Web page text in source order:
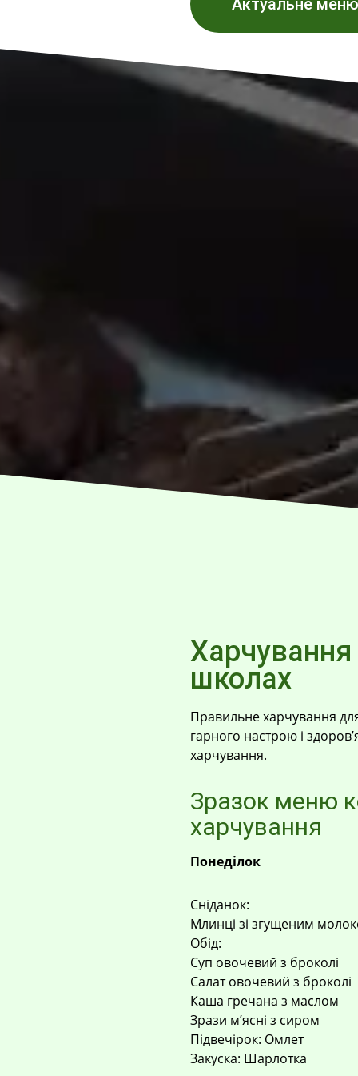
Актуальне
Харчування
школах
Правильне харчування для
гарного настрою і
харчування.
Зразок меню
харчування
Понеділок
Сніданок:
Млинці зі згущеним
Обід:
Суп овочевий з броколі
Салат овочевий з броколі
Каша гречана з маслом
Зрази м’ясні з сиром
Підвечірок: Омлет
Закуска: Шарлотка